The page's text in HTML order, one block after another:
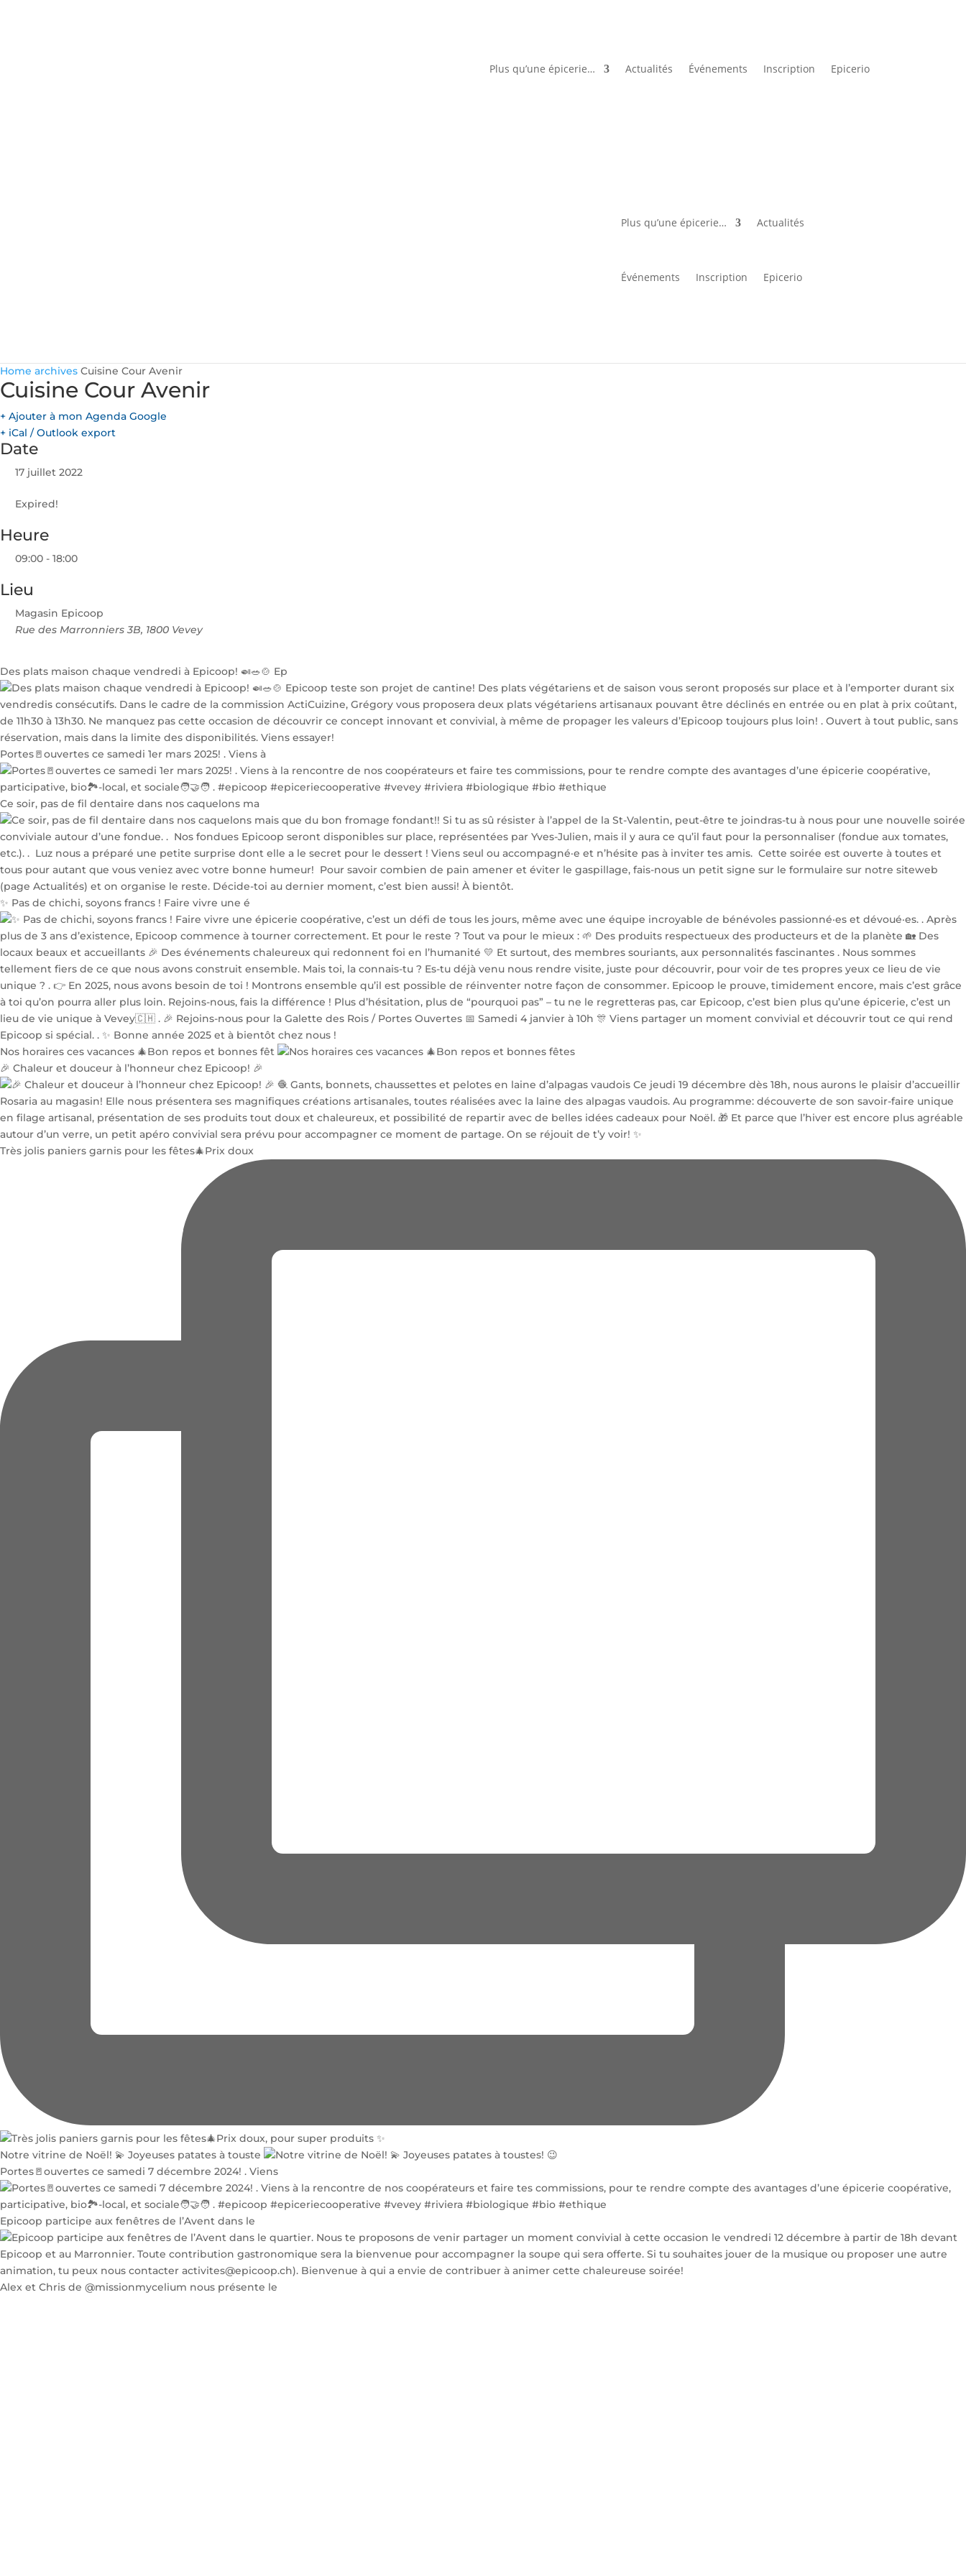
Plus qu’une épicerie… Actualités Événements Inscription Epicerio
Plus qu’une épicerie… Actualités
Événements Inscription Epicerio
Home archives Cuisine Cour Avenir
Cuisine Cour Avenir
+ Ajouter à mon Agenda Google
+ iCal / Outlook export
Date
17 juillet 2022
Expired!
Heure
09:00 - 18:00
Lieu
Magasin Epicoop
Rue des Marronniers 3B, 1800 Vevey
Des plats maison chaque vendredi à Epicoop! 🍛🥗🍲 Ep
Portes🚪ouvertes ce samedi 1er mars 2025! . Viens à
Ce soir, pas de fil dentaire dans nos caquelons ma
✨ Pas de chichi, soyons francs ! Faire vivre une é
Nos horaires ces vacances 🎄Bon repos et bonnes fêt
🎉 Chaleur et douceur à l’honneur chez Epicoop! 🎉
Très jolis paniers garnis pour les fêtes🎄Prix doux
Notre vitrine de Noël! 💫 Joyeuses patates à touste
Portes🚪ouvertes ce samedi 7 décembre 2024! . Viens
Epicoop participe aux fenêtres de l’Avent dans le
Alex et Chris de @missionmycelium nous présente le